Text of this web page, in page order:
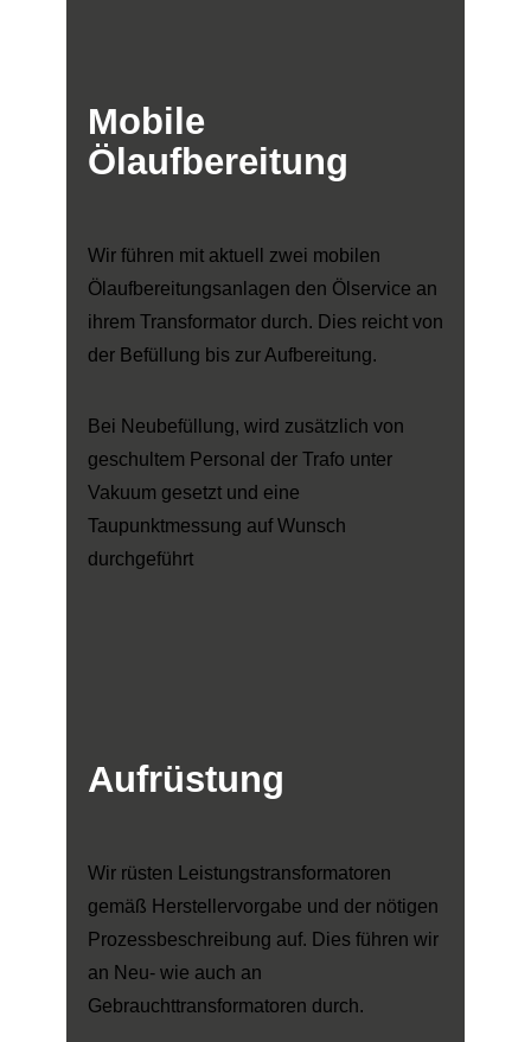
Mobile
Ölaufbereitung
Wir führen mit aktuell zwei mobilen
Ölaufbereitungsanlagen den Ölservice an
ihrem Transformator durch. Dies reicht von
der Befüllung bis zur Aufbereitung.
Bei Neubefüllung, wird zusätzlich von
geschultem Personal der Trafo unter
Vakuum gesetzt und eine
Taupunktmessung auf Wunsch
durchgeführt
Aufrüstung
Wir rüsten Leistungstransformatoren
gemäß Herstellervorgabe und der nötigen
Prozessbeschreibung auf. Dies führen wir
an Neu- wie auch an
Gebrauchttransformatoren durch.